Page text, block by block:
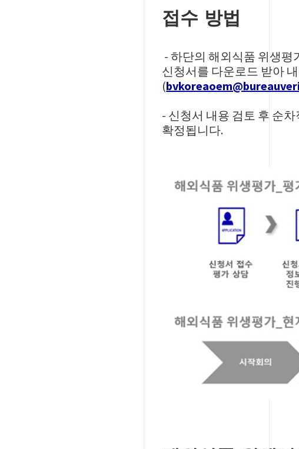
접수 방법
-하단의 해외식품 위생평
신청서를 다운로드 받아
(
- 신청서 내용 검토 후 순
확정됩니다.